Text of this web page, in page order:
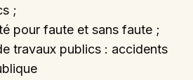
;
pour faute et sans faute ;
travaux publics : accidents